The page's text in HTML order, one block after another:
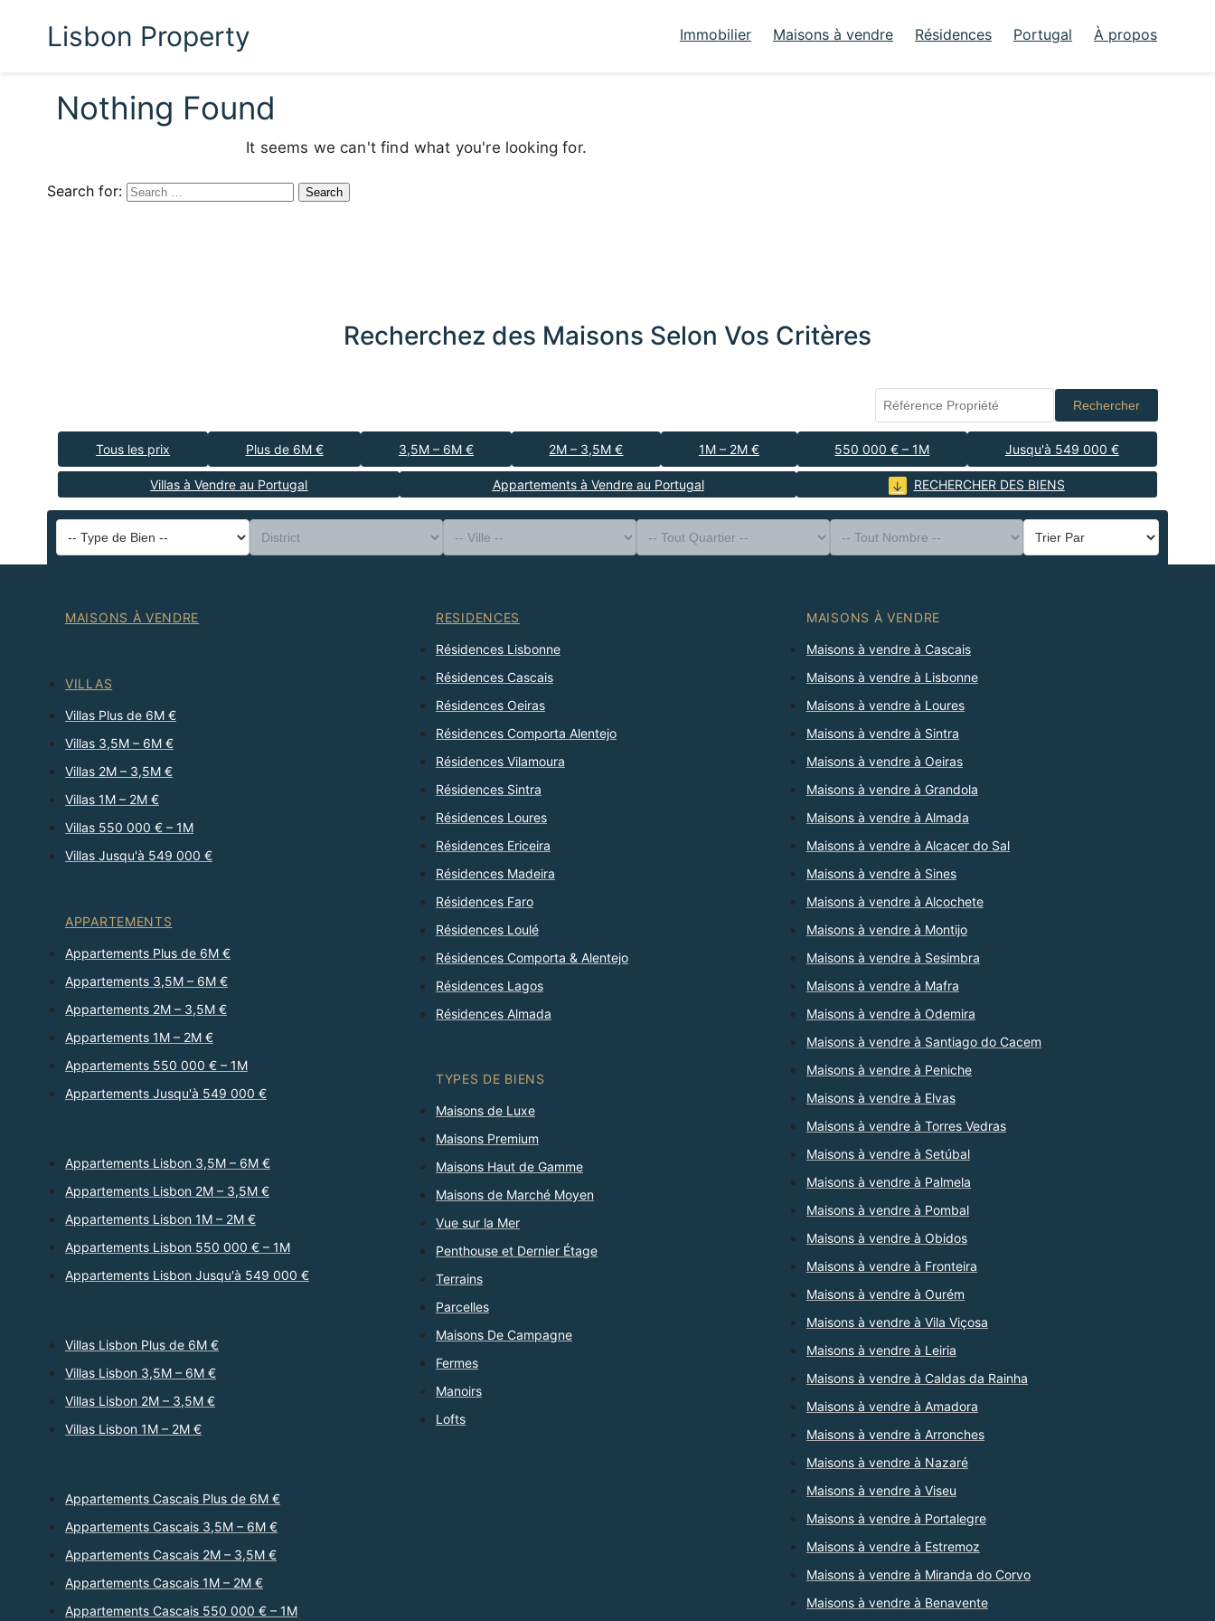
Lisbon Property Immobilier Maisons à vendre Résidences Portugal À propos
Nothing Found
It seems we can't find what you're looking for.
Search for:
Recherchez des Maisons Selon Vos Critères
Rechercher
Tous les prix Plus de 6M € 3,5M – 6M € 2M – 3,5M € 1M – 2M € 550 000 € – 1M Jusqu'à 549 000 €
Villas à Vendre au Portugal Appartements à Vendre au Portugal RECHERCHER DES BIENS
-- Type de Bien --
District
-- Ville --
-- Tout Quartier --
-- Tout Nombre --
Trier Par
MAISONS À VENDRE
VILLAS
Villas Plus de 6M €
Villas 3,5M – 6M €
Villas 2M – 3,5M €
Villas 1M – 2M €
Villas 550 000 € – 1M
Villas Jusqu'à 549 000 €
APPARTEMENTS
Appartements Plus de 6M €
Appartements 3,5M – 6M €
Appartements 2M – 3,5M €
Appartements 1M – 2M €
Appartements 550 000 € – 1M
Appartements Jusqu'à 549 000 €
Appartements Lisbon 3,5M – 6M €
Appartements Lisbon 2M – 3,5M €
Appartements Lisbon 1M – 2M €
Appartements Lisbon 550 000 € – 1M
Appartements Lisbon Jusqu'à 549 000 €
Villas Lisbon Plus de 6M €
Villas Lisbon 3,5M – 6M €
Villas Lisbon 2M – 3,5M €
Villas Lisbon 1M – 2M €
Appartements Cascais Plus de 6M €
Appartements Cascais 3,5M – 6M €
Appartements Cascais 2M – 3,5M €
Appartements Cascais 1M – 2M €
Appartements Cascais 550 000 € – 1M
RESIDENCES
Résidences Lisbonne
Résidences Cascais
Résidences Oeiras
Résidences Comporta Alentejo
Résidences Vilamoura
Résidences Sintra
Résidences Loures
Résidences Ericeira
Résidences Madeira
Résidences Faro
Résidences Loulé
Résidences Comporta & Alentejo
Résidences Lagos
Résidences Almada
TYPES DE BIENS
Maisons de Luxe
Maisons Premium
Maisons Haut de Gamme
Maisons de Marché Moyen
Vue sur la Mer
Penthouse et Dernier Étage
Terrains
Parcelles
Maisons De Campagne
Fermes
Manoirs
Lofts
MAISONS À VENDRE
Maisons à vendre à Cascais
Maisons à vendre à Lisbonne
Maisons à vendre à Loures
Maisons à vendre à Sintra
Maisons à vendre à Oeiras
Maisons à vendre à Grandola
Maisons à vendre à Almada
Maisons à vendre à Alcacer do Sal
Maisons à vendre à Sines
Maisons à vendre à Alcochete
Maisons à vendre à Montijo
Maisons à vendre à Sesimbra
Maisons à vendre à Mafra
Maisons à vendre à Odemira
Maisons à vendre à Santiago do Cacem
Maisons à vendre à Peniche
Maisons à vendre à Elvas
Maisons à vendre à Torres Vedras
Maisons à vendre à Setúbal
Maisons à vendre à Palmela
Maisons à vendre à Pombal
Maisons à vendre à Obidos
Maisons à vendre à Fronteira
Maisons à vendre à Ourém
Maisons à vendre à Vila Viçosa
Maisons à vendre à Leiria
Maisons à vendre à Caldas da Rainha
Maisons à vendre à Amadora
Maisons à vendre à Arronches
Maisons à vendre à Nazaré
Maisons à vendre à Viseu
Maisons à vendre à Portalegre
Maisons à vendre à Estremoz
Maisons à vendre à Miranda do Corvo
Maisons à vendre à Benavente